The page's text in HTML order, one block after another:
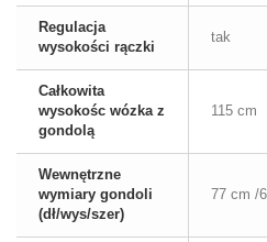
Regulacja
wysokości rączki
tak
Całkowita
wysokośc wózka z
gondolą
115 cm
Wewnętrzne
wymiary gondoli
(dł/wys/szer)
77 cm /